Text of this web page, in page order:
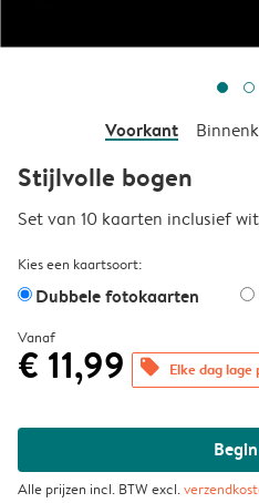
Voorkant
Stijlvolle bogen
Set van 10 kaarten inclusief
Kies een kaartsoort:
Dubbele fotokaarten
Vanaf
€ 11,99 offers Elke dag lage
Alle prijzen incl. BTW excl.